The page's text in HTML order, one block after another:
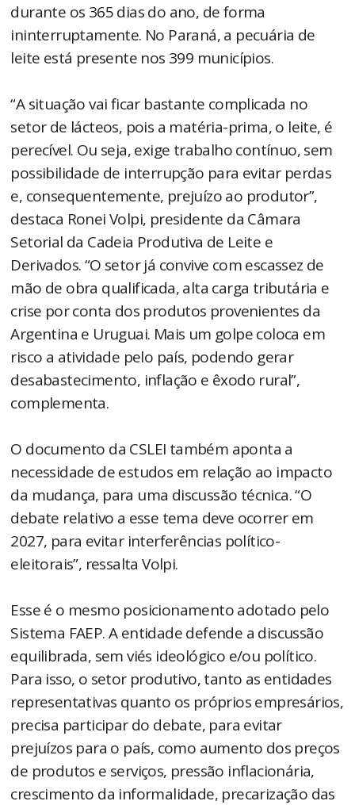
durante os 365 dias do ano, de forma
ininterruptamente. No Paraná, a pecuária de
leite está presente nos 399 municípios.
“A situação vai ficar bastante complicada no
setor de lácteos, pois a matéria-prima, o leite, é
perecível. Ou seja, exige trabalho contínuo, sem
possibilidade de interrupção para evitar perdas
e, consequentemente, prejuízo ao produtor”,
destaca Ronei Volpi, presidente da Câmara
Setorial da Cadeia Produtiva de Leite e
Derivados. “O setor já convive com escassez de
mão de obra qualificada, alta carga tributária e
crise por conta dos produtos provenientes da
Argentina e Uruguai. Mais um golpe coloca em
risco a atividade pelo país, podendo gerar
desabastecimento, inflação e êxodo rural”,
complementa.
O documento da CSLEI também aponta a
necessidade de estudos em relação ao impacto
da mudança, para uma discussão técnica. “O
debate relativo a esse tema deve ocorrer em
2027, para evitar interferências político-
eleitorais”, ressalta Volpi.
Esse é o mesmo posicionamento adotado pelo
Sistema FAEP. A entidade defende a discussão
equilibrada, sem viés ideológico e/ou político.
Para isso, o setor produtivo, tanto as entidades
representativas quanto os próprios empresários,
precisa participar do debate, para evitar
prejuízos para o país, como aumento dos preços
de produtos e serviços, pressão inflacionária,
crescimento da informalidade, precarização das